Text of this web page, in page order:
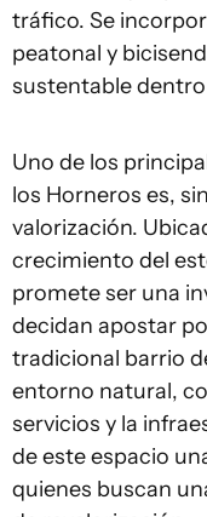
tráfico. Se
peatonal y
sustentable
Uno de los
los Horneros es,
valorización.
crecimiento del
promete ser una
decidan apostar
tradicional barrio
entorno natural,
servicios y la
de este espacio
quienes buscan